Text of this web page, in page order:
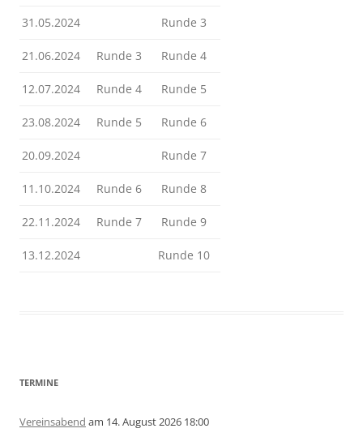
31.05.2024 Runde 3
21.06.2024 Runde 3 Runde 4
12.07.2024 Runde 4 Runde 5
23.08.2024 Runde 5 Runde 6
20.09.2024 Runde 7
11.10.2024 Runde 6 Runde 8
22.11.2024 Runde 7 Runde 9
13.12.2024 Runde 10
TERMINE
Vereinsabend am 14. August 2026 18:00